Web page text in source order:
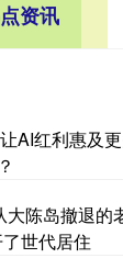
资讯
AI红利惠及更
陈岛撤退的
世代居住